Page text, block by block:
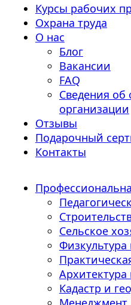
Курсы рабочих
Охрана труда
О нас
Блог
Вакансии
FAQ
Сведения об
организации
Отзывы
Подарочный
Контакты
Сельское
Физкультура
Кадастр и